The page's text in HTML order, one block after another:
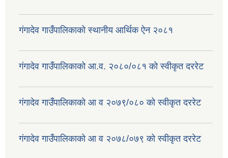
गंगादेव गाउँपालिकाको स्थानीय आर्थिक ऐन २०८१
गंगादेव गाउँपालिकाको आ.व. २०८०/०८१ को स्वीकृत दररेट
गंगादेव गाउँपालिकाको आ व २०७९/०८० को स्वीकृत दररेट
गंगादेव गाउँपालिकाको आ व २०७८/०७९ को स्वीकृत दररेट